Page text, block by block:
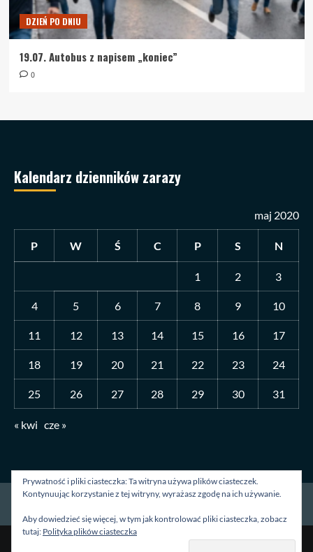
DZIEŃ PO DNIU
19.07. Autobus z napisem „koniec”
0
Kalendarz dzienników zarazy
maj 2020
P W Ś C P S N
1 2 3
4 5 6 7 8 9 10
11 12 13 14 15 16 17
18 19 20 21 22 23 24
25 26 27 28 29 30 31
« kwi cze »
Strona główna O mnie Blog Kontakt
Prywatność i pliki ciasteczka: Ta witryna używa plików ciasteczek.
Kontynuując korzystanie z tej witryny, wyrażasz zgodę na ich używanie.
Aby dowiedzieć się więcej, w tym jak kontrolować pliki ciasteczka, zobacz
tutaj: Polityka plików ciasteczka